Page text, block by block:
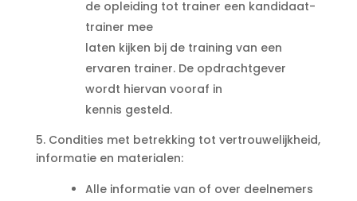
de opleiding tot trainer een kandidaat-
trainer mee
laten kijken bij de training van een
ervaren trainer. De opdrachtgever
wordt hiervan vooraf in
kennis gesteld.
5. Condities met betrekking tot vertrouwelijkheid,
informatie en materialen:
Alle informatie van of over deelnemers